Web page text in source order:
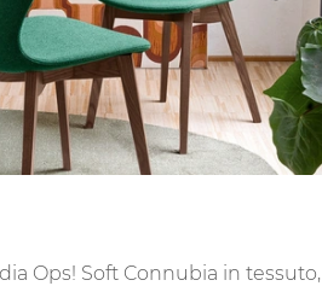
Ops! Soft Connubia in tessuto,